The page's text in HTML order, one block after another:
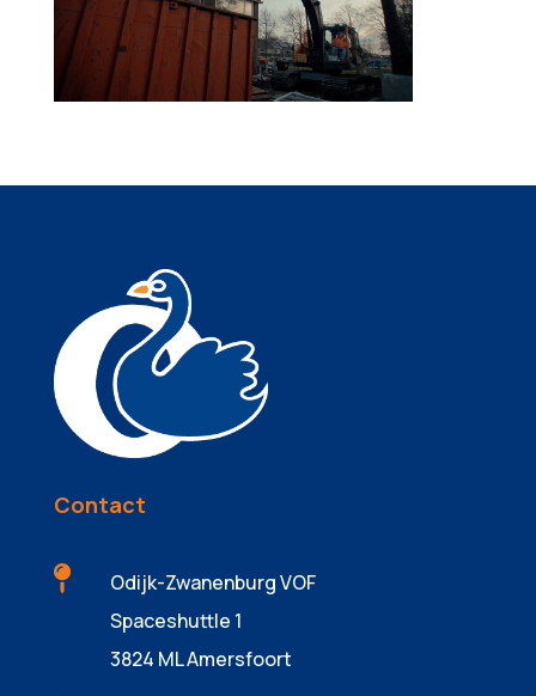
Contact

Odijk-Zwanenburg VOF
Spaceshuttle 1
3824 ML Amersfoort